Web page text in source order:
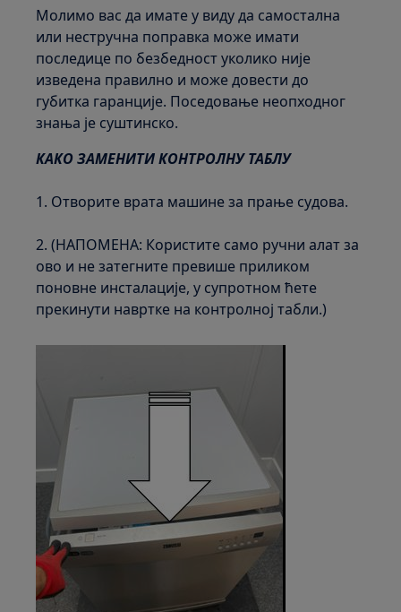
Молимо вас да имате у виду да самостална
или нестручна поправка може имати
последице по безбедност уколико није
изведена правилно и може довести до
губитка гаранције. Поседовање неопходног
знања је суштинско.
КАКО ЗАМЕНИТИ КОНТРОЛНУ ТАБЛУ
1. Отворите врата машине за прање судова.
2. (НАПОМЕНА: Користите само ручни алат за
ово и не затегните превише приликом
поновне инсталације, у супротном ћете
прекинути навртке на контролној табли.)